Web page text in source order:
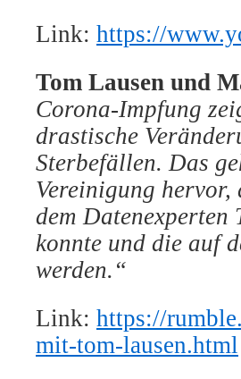
Link: https://
Tom Lausen und
Corona-Impfung
drastische
Sterbefällen. Das
Vereinigung
dem Datenexperten
konnte und die auf
werden.“
Link: https://
mit-tom-lausen.html